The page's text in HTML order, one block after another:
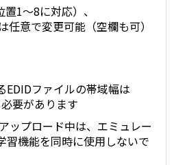
1～8に対応）、
任意で変更可能（空欄も可）
ファイルの帯域幅は
要があります
ップロード中は、エミュレー
習機能を同時に使用しないで